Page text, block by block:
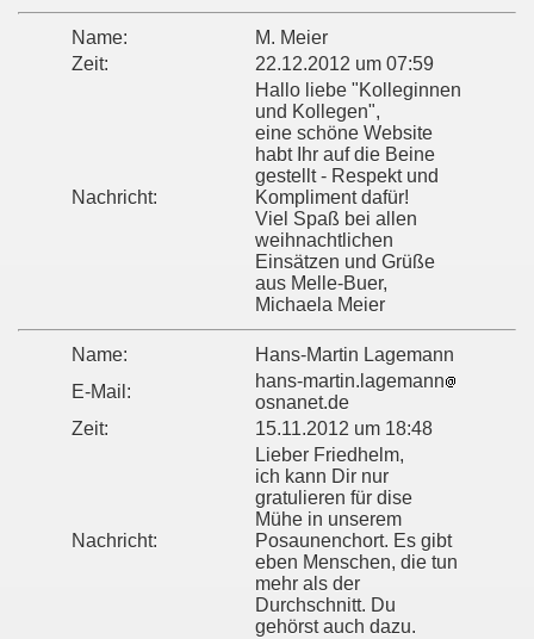
Name:
M. Meier
Zeit:
22.12.2012 um 07:59
Nachricht:
Hallo liebe "Kolleginnen
und Kollegen",
eine schöne Website
habt Ihr auf die Beine
gestellt - Respekt und
Kompliment dafür!
Viel Spaß bei allen
weihnachtlichen
Einsätzen und Grüße
aus Melle-Buer,
Michaela Meier
Name:
Hans-Martin Lagemann
E-Mail:
hans-martin.lagemann
osnanet.de
Zeit:
15.11.2012 um 18:48
Nachricht:
Lieber Friedhelm,
ich kann Dir nur
gratulieren für dise
Mühe in unserem
Posaunenchort. Es gibt
eben Menschen, die tun
mehr als der
Durchschnitt. Du
gehörst auch dazu.